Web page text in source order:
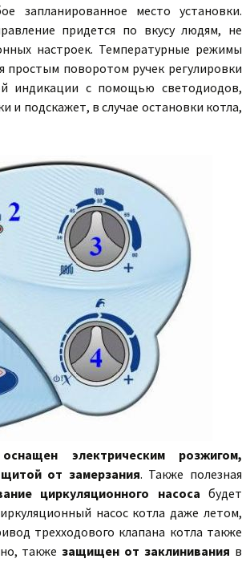
запланированное место установки.
придется по вкусу людям, не
настроек. Температурные режимы
простым поворотом ручек регулировки
индикации с помощью светодиодов,
подскажет, в случае остановки котла,
оснащен электрическим розжигом,
от замерзания. Также полезная
циркуляционного насоса будет
насос котла даже летом,
трехходового клапана котла также
также защищен от заклинивания в